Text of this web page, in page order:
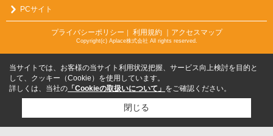
PCサイト
プライバシーポリシー ｜ 利用規約 ｜アクセスマップ
Copyright(c) Aplace株式会社 All rights reserved.
当サイトでは、お客様の当サイト利用状況把握、サービス向上検討を目的と
して、クッキー（Cookie）を使用しています。
詳しくは、当社の 「Cookieの取扱いについて」 をご確認ください。
閉じる